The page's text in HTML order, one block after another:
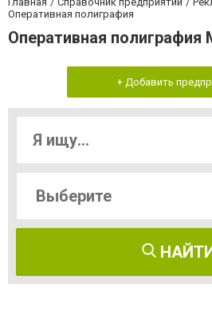
Оперативная полиграфия
Оперативная полиграфия
+ Добавить